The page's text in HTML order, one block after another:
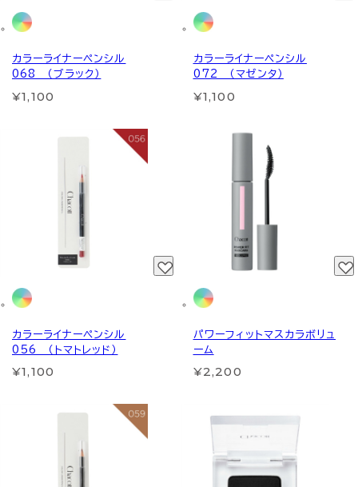
カラーライナーペンシル
068 （ブラック）
¥1,100
カラーライナーペンシル
072 （マゼンタ）
¥1,100
カラーライナーペンシル
056 （トマトレッド）
¥1,100
パワーフィットマスカラボリュ
ーム
¥2,200